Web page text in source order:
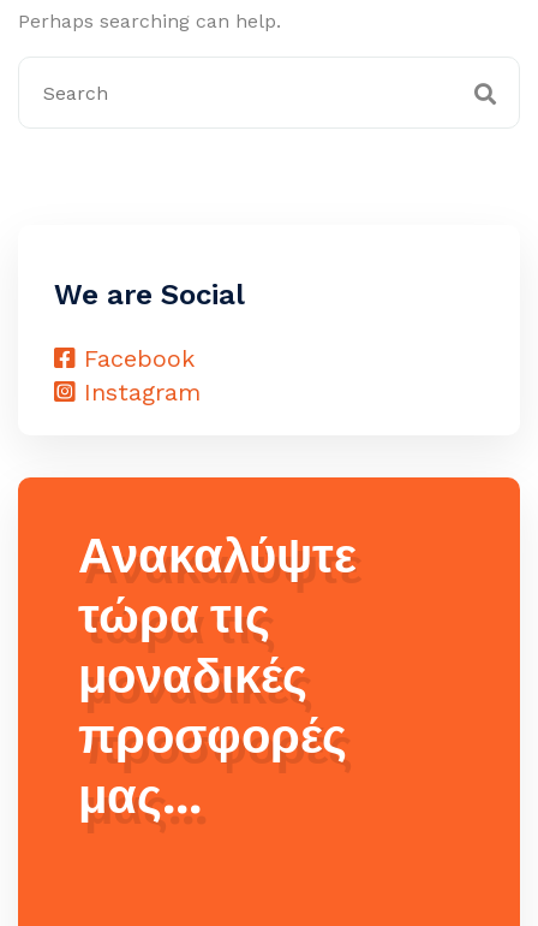
Perhaps searching can help.
We are Social
Facebook
Instagram
Ανακαλύψτε
τώρα τις
μοναδικές
προσφορές
μας...